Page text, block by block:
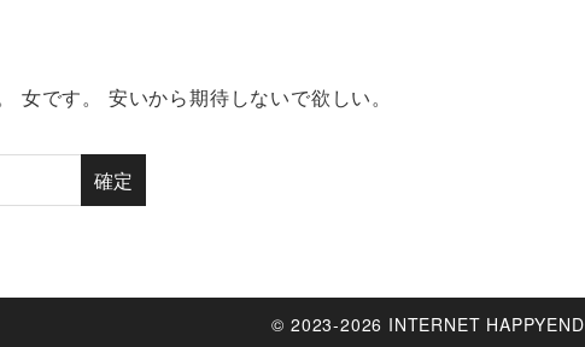
女です。 安いから期待しないで欲しい。
© 2023-2026 INTERNET HAPPYEND